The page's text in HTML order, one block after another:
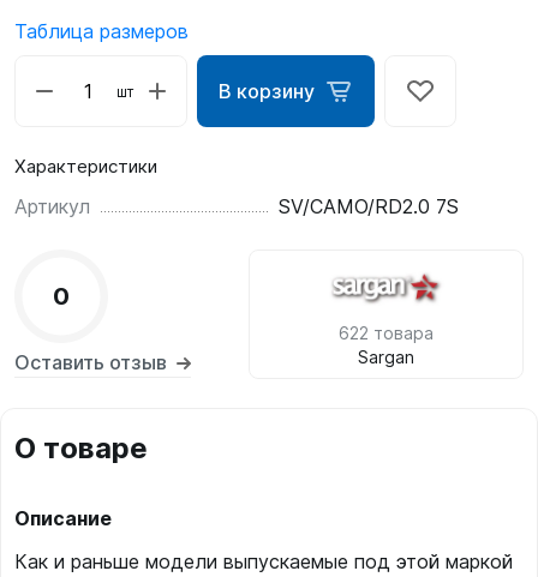
Таблица размеров
шт В корзину
Характеристики
Артикул SV/CAMO/RD2.0 7S
0
Оставить отзыв
622 товара
Sargan
О товаре
Описание
Как и раньше модели выпускаемые под этой маркой